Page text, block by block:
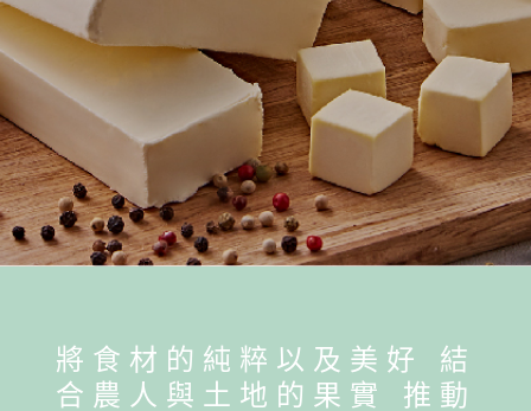
將食材的純粹以及美好 結
合農人與土地的果實 推動